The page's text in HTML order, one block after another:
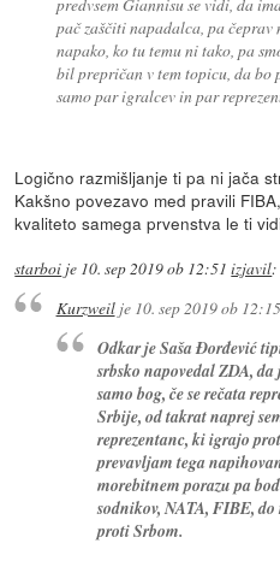
pač zaščiti napadalca, pa
napako, ko tu temu ni tako, pa
bil prepričan v tem topicu, da bo
samo par igralcev in par
Logično razmišljanje ti pa ni jača
Kakšno povezavo med pravili
kvaliteto samega prvenstva le ti
starboi je 10. sep 2019 ob 12:51 izjavil:
Kurzweilje 10. sep 2019 ob 12:15
Odkar je Saša Đorđević
srbsko napovedal ZDA,
samo bog, če se rečata
Srbije, od takrat naprej
reprezentanc, ki igrajo
prevavljam tega
morebitnem porazu pa
sodnikov, NATA, FIBE,
proti Srbom.